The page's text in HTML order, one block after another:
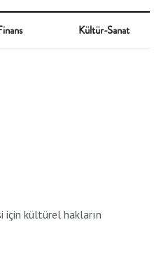
Kültür-Sanat
için kültürel hakların